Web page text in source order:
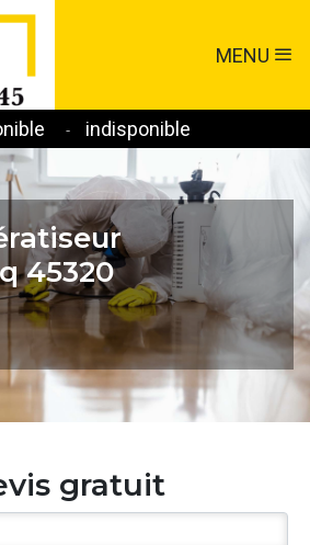
MENU
- indisponible
45320
gratuit